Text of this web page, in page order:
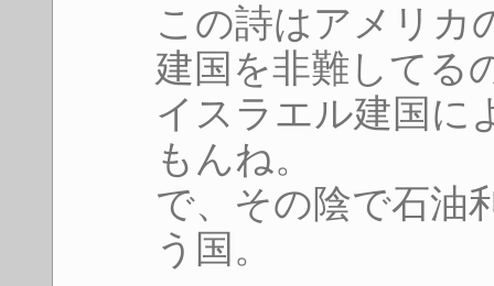
この詩はアメリカ
建国を非難してる
イスラエル建国に
もんね。
で、その陰で石油
う国。